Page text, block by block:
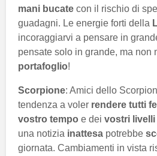
mani bucate con il rischio di
guadagni. Le energie forti della
incoraggiarvi a pensare in
pensate solo in grande, ma non
portafoglio!
Scorpione: Amici dello
tendenza a voler rendere tutti
vostro tempo e dei vostri livelli
una notizia inattesa potrebbe
giornata. Cambiamenti in vista